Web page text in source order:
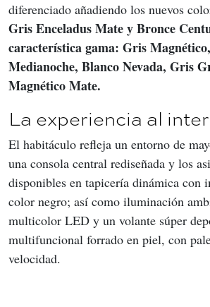
diferenciado añadiendo los nuevos
Gris Enceladus Mate y Bronce
característica gama: Gris
Medianoche, Blanco Nevada, Gris
Magnético Mate.
La experiencia al
El habitáculo refleja un entorno de
una consola central rediseñada y los
disponibles en tapicería dinámica con
color negro; así como iluminación
multicolor LED y un volante súper
multifuncional forrado en piel, con
velocidad.